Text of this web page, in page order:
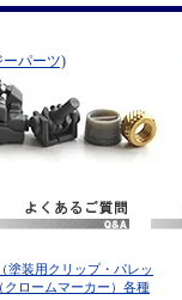
ーパーツ)
塗装用クリップ・パレッ
クロームマーカー）各種